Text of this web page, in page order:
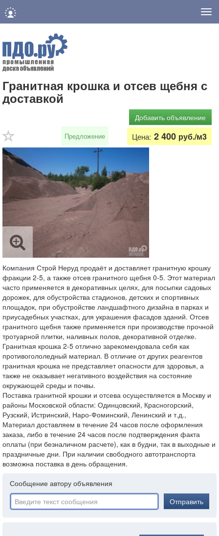
Гранитная крошка и отсев щебня с
доставкой
Добавить объявление
Предложение Цена: 2 400 руб./м3
Компания Строй Неруд продаёт и доставляет гранитную крошку
фракции 2-5, а также отсев гранитного щебня 0-5. Этот материал
часто применяется в декоративных целях, для посыпки садовых
дорожек, для обустройства стадионов, детских и спортивных
площадок, при обустройстве ландшафтного дизайна в парках и
приусадебных участках, для украшения фасадов зданий. Отсев
гранитного щебня также применяется при производстве прочной
тротуарной плитки, наливных полов, декоративной отделке.
Гранитная крошка 2-5 отлично зарекомендовала себя как
противогололедный материал. В отличие от других реагентов
гранитная крошка не представляет опасности для здоровья, а
также не оказывает негативного воздействия на состояние
окружающей среды и почвы.
Поставка гранитной крошки и отсева осуществляется в Москву и
районы Московской области: Одинцовский, Красногорский,
Рузский, Истринский, Наро-Фоминский, Ленинский и т.д.,
Материал доставляем в течение 24 часов после оформления
заказа, либо в течение 24 часов после подтверждения факта
оплаты (при безналичном расчете), как в будни, так в выходные и
праздничные дни. При наличии свободного автотранспорта
возможна поставка в день обращения.
Сообщение автору объявления
Отправить